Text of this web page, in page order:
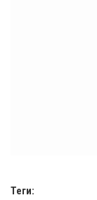
Теги: